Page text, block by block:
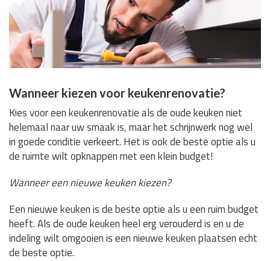
Wanneer kiezen voor keukenrenovatie?
Kies voor een keukenrenovatie als de oude keuken niet
helemaal naar uw smaak is, maar het schrijnwerk nog wel
in goede conditie verkeert. Het is ook de beste optie als u
de ruimte wilt opknappen met een klein budget!
Wanneer een nieuwe keuken kiezen?
Een nieuwe keuken is de beste optie als u een ruim budget
heeft. Als de oude keuken heel erg verouderd is en u de
indeling wilt omgooien is een nieuwe keuken plaatsen echt
de beste optie.